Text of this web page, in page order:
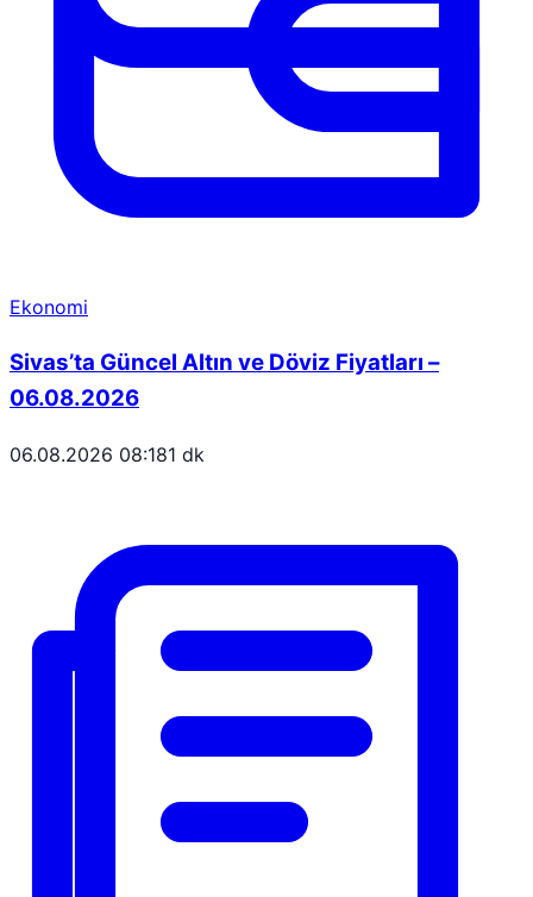
Ekonomi
Sivas’ta Güncel Altın ve Döviz Fiyatları –
06.08.2026
06.08.2026 08:181 dk